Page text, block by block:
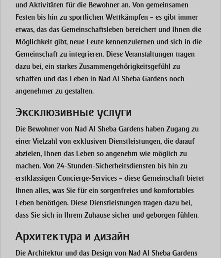
und Aktivitäten für die Bewohner an. Von gemeinsamen
Festen bis hin zu sportlichen Wettkämpfen – es gibt immer
etwas, das das Gemeinschaftsleben bereichert und Ihnen die
Möglichkeit gibt, neue Leute kennenzulernen und sich in die
Gemeinschaft zu integrieren. Diese Veranstaltungen tragen
dazu bei, ein starkes Zusammengehörigkeitsgefühl zu
schaffen und das Leben in Nad Al Sheba Gardens noch
angenehmer zu gestalten.
Эксклюзивные услуги
Die Bewohner von Nad Al Sheba Gardens haben Zugang zu
einer Vielzahl von exklusiven Dienstleistungen, die darauf
abzielen, Ihnen das Leben so angenehm wie möglich zu
machen. Von 24-Stunden-Sicherheitsdiensten bis hin zu
erstklassigen Concierge-Services – diese Gemeinschaft bietet
Ihnen alles, was Sie für ein sorgenfreies und komfortables
Leben benötigen. Diese Dienstleistungen tragen dazu bei,
dass Sie sich in Ihrem Zuhause sicher und geborgen fühlen.
Архитектура и дизайн
Die Architektur und das Design von Nad Al Sheba Gardens